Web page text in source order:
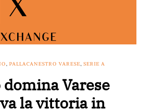
, PALLACANESTRO VARESE, SERIE A
Varese
la vittoria in